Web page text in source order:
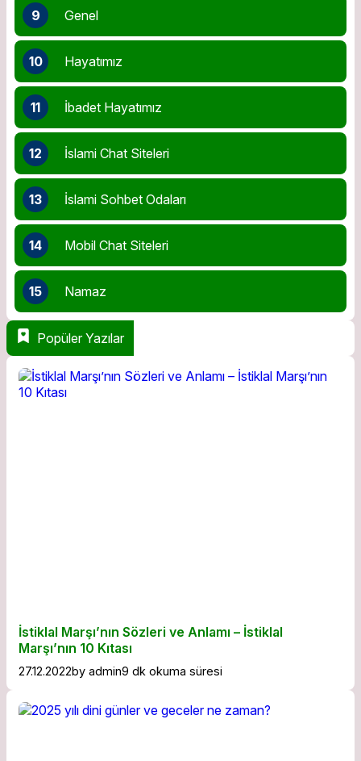
9 Genel
10 Hayatımız
11 İbadet Hayatımız
12 İslami Chat Siteleri
13 İslami Sohbet Odaları
14 Mobil Chat Siteleri
15 Namaz
Popüler Yazılar
İstiklal Marşı’nın Sözleri ve Anlamı – İstiklal
Marşı’nın 10 Kıtası
27.12.2022by admin9 dk okuma süresi